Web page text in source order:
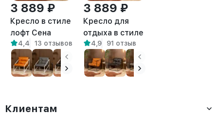
3 889 ₽
Кресло в стиле
лофт Сена
экокожа
белый/белый
4,4 13 отзывов
3 889 ₽
Кресло для
отдыха в стиле
лофт Барта
белый/белый
4,9 91 отзыв
Клиентам